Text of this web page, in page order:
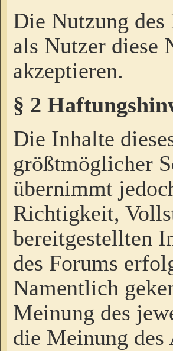
Die Nutzung
als Nutzer diese
akzeptieren.
§ 2
Die Inhalte
größtmöglicher
übernimmt
Richtigkeit,
bereitgestellten
des Forums
Namentlich
Meinung des
die Meinung des